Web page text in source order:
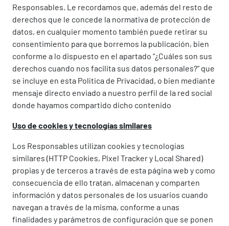
Responsables. Le recordamos que, además del resto de
derechos que le concede la normativa de protección de
datos, en cualquier momento también puede retirar su
consentimiento para que borremos la publicación, bien
conforme a lo dispuesto en el apartado “¿Cuáles son sus
derechos cuando nos facilita sus datos personales?” que
se incluye en esta Política de Privacidad, o bien mediante
mensaje directo enviado a nuestro perfil de la red social
donde hayamos compartido dicho contenido
Uso de cookies y tecnologías similares
Los Responsables utilizan cookies y tecnologías
similares (HTTP Cookies, Pixel Tracker y Local Shared)
propias y de terceros a través de esta página web y como
consecuencia de ello tratan, almacenan y comparten
información y datos personales de los usuarios cuando
navegan a través de la misma, conforme a unas
finalidades y parámetros de configuración que se ponen